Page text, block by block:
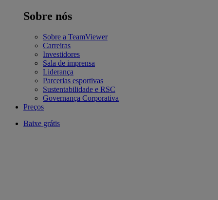
Sobre nós
Sobre a TeamViewer
Carreiras
Investidores
Sala de imprensa
Liderança
Parcerias esportivas
Sustentabilidade e RSC
Governança Corporativa
Preços
Baixe grátis